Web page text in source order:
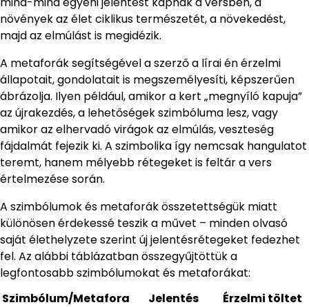
növények az élet ciklikus természetét, a növekedést,
majd az elmúlást is megidézik.
A metaforák segítségével a szerző a lírai én érzelmi
állapotait, gondolatait is megszemélyesíti, képszerűen
ábrázolja. Ilyen például, amikor a kert „megnyíló kapuja”
az újrakezdés, a lehetőségek szimbóluma lesz, vagy
amikor az elhervadó virágok az elmúlás, veszteség
fájdalmát fejezik ki. A szimbolika így nemcsak hangulatot
teremt, hanem mélyebb rétegeket is feltár a vers
értelmezése során.
A szimbólumok és metaforák összetettségük miatt
különösen érdekessé teszik a művet – minden olvasó
saját élethelyzete szerint új jelentésrétegeket fedezhet
fel. Az alábbi táblázatban összegyűjtöttük a
legfontosabb szimbólumokat és metaforákat:
Szimbólum/Metafora
Jelentés
Érzelmi töltet